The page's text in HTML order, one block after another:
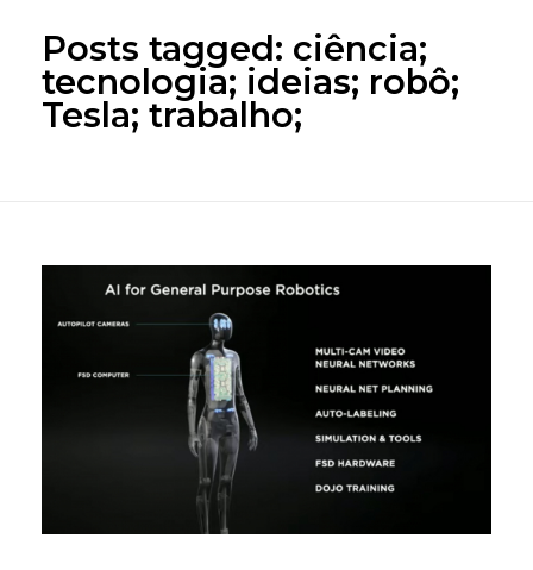
Posts tagged: ciência;
tecnologia; ideias; robô;
Tesla; trabalho;